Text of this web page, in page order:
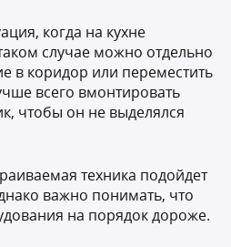
когда на кухне
случае можно отдельно
в коридор или переместить
всего вмонтировать
чтобы он не выделялся
техника подойдет
важно понимать, что
на порядок дороже.